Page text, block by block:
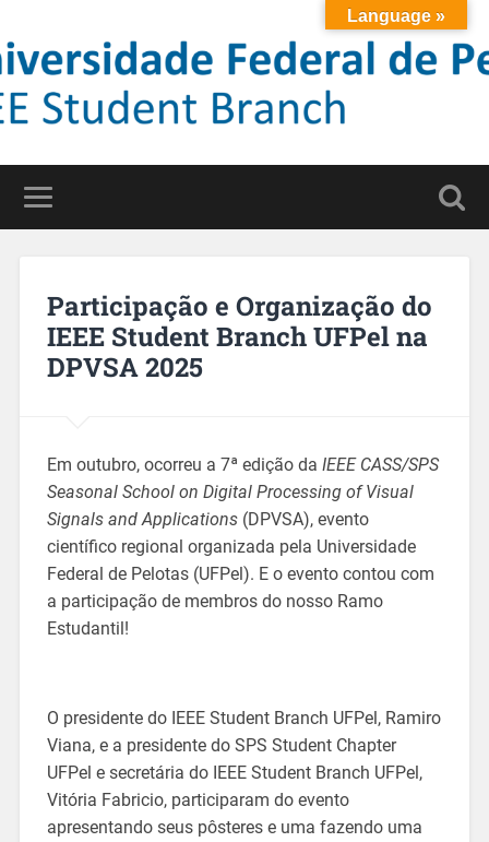
Participação e Organização do
IEEE Student Branch UFPel na
DPVSA 2025
Em outubro, ocorreu a 7ª edição da IEEE CASS/SPS
Seasonal School on Digital Processing of Visual
Signals and Applications(DPVSA), evento
científico regional organizada pela Universidade
Federal de Pelotas (UFPel). E o evento contou com
a participação de membros do nosso Ramo
Estudantil!
O presidente do IEEE Student Branch UFPel, Ramiro
Viana, e a presidente do SPS Student Chapter
UFPel e secretária do IEEE Student Branch UFPel,
Vitória Fabricio, participaram do evento
apresentando seus pôsteres e uma fazendo uma
Language »